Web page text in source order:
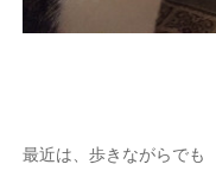
最近は、歩きながらでも